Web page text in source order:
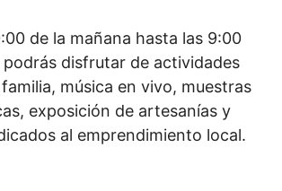
de la mañana hasta las 9:00
podrás disfrutar de actividades
música en vivo, muestras
exposición de artesanías y
al emprendimiento local.